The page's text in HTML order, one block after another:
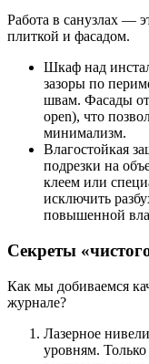
Работа в санузлах —
плиткой и фасадом.
Шкаф над
зазоры по
швам. Фасады
open), что
минимализм.
Влагостойкая
подрезки на
клеем или
исключить
повышенной
Секреты
Как мы добиваемся
журнале?
Лазерное
уровням.